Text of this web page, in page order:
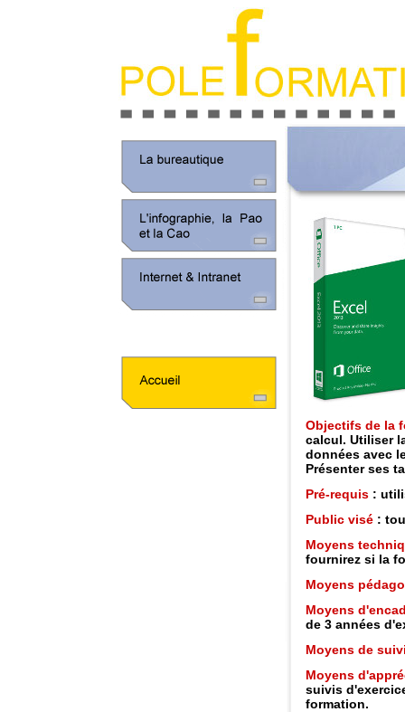
Objectifs de la
calcul. Utiliser
données avec
Présenter ses
Pré-requis :
Public visé :
Moyens
fournirez si la
Moyens
Moyens
de 3 années
Moyens de
Moyens
suivis
formation.